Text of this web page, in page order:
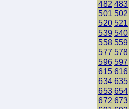
482 483
501 502
520 521
539 540
558 559
577 578
596 597
615 616
634 635
653 654
672 673